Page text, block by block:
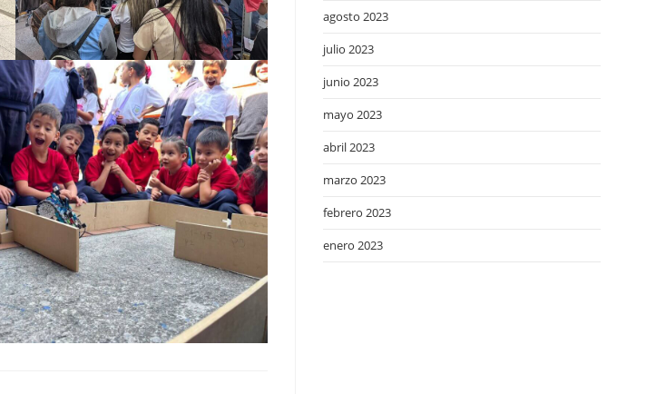
agosto 2023
julio 2023
junio 2023
mayo 2023
abril 2023
marzo 2023
febrero 2023
enero 2023